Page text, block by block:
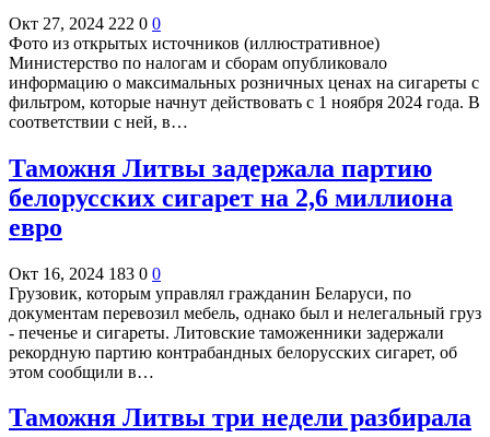
Окт 27, 2024 222 0 0
Фото из открытых источников (иллюстративное)
Министерство по налогам и сборам опубликовало
информацию о максимальных розничных ценах на сигареты с
фильтром, которые начнут действовать с 1 ноября 2024 года. В
соответствии с ней, в…
Таможня Литвы задержала партию
белорусских сигарет на 2,6 миллиона
евро
Окт 16, 2024 183 0 0
Грузовик, которым управлял гражданин Беларуси, по
документам перевозил мебель, однако был и нелегальный груз
- печенье и сигареты. Литовские таможенники задержали
рекордную партию контрабандных белорусских сигарет, об
этом сообщили в…
Таможня Литвы три недели разбирала